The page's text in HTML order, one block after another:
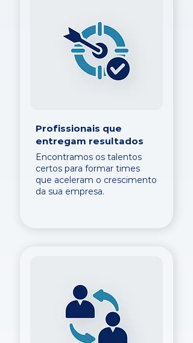
Profissionais que
entregam resultados
Encontramos os talentos
certos para formar times
que aceleram o crescimento
da sua empresa.